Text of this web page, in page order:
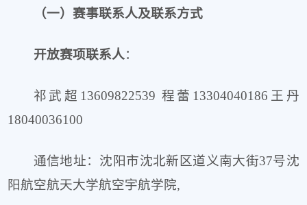
（一）赛事联系人及联系方式
开放赛项联系人：
祁武超13609822539 程蕾13304040186王丹
18040036100
通信地址：沈阳市沈北新区道义南大街37号沈
阳航空航天大学航空宇航学院,